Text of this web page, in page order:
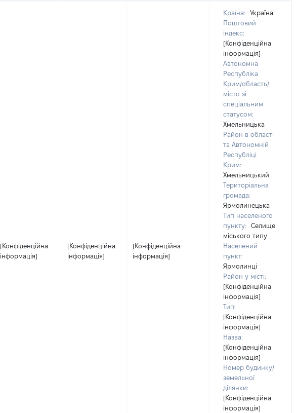
[Конфіденційна
інформація]
[Конфіденційна
інформація]
[Конфіденційна
інформація]
Країна:
Україна
Поштовий
індекс:
[Конфіденційна
інформація]
Автономна
Республіка
Крим/область/
місто зі
спеціальним
статусом:
Хмельницька
Район в області
та Автономній
Республіці
Крим:
Хмельницький
Територіальна
громада:
Ярмолинецька
Тип населеного
пункту:
Селище
міського типу
Населений
пункт:
Ярмолинці
Район у місті:
[Конфіденційна
інформація]
Тип:
[Конфіденційна
інформація]
Назва:
[Конфіденційна
інформація]
Номер будинку/
земельної
ділянки:
[Конфіденційна
інформація]